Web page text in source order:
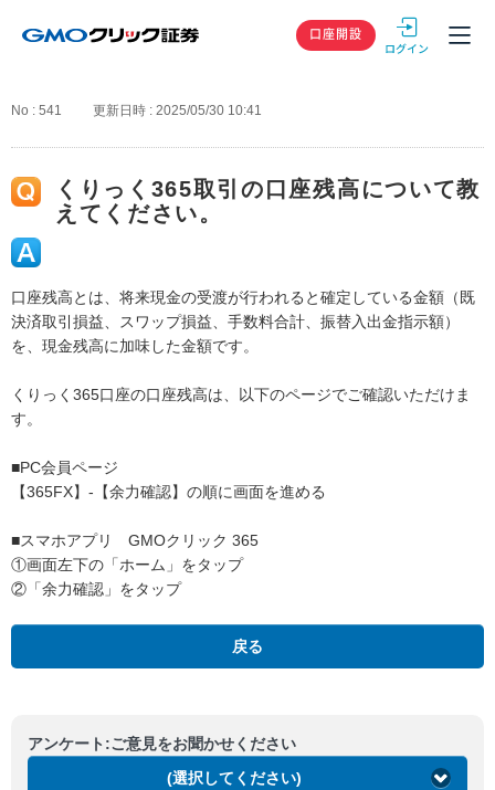
GMOクリック
口座開設
No : 541 更新日時 : 2025/05/30 10:41
くりっく365取引の口座残高について教
えてください。
口座残高とは、将来現金の受渡が行われると確定している金額（既
決済取引損益、スワップ損益、手数料合計、振替入出金指示額）
を、現金残高に加味した金額です。
くりっく365口座の口座残高は、以下のページでご確認いただけま
す。
■PC会員ページ
【365FX】-【余力確認】の順に画面を進める
■スマホアプリ GMOクリック 365
①画面左下の「ホーム」をタップ
②「余力確認」をタップ
戻る
アンケート:ご意見をお聞かせください
(選択してください)